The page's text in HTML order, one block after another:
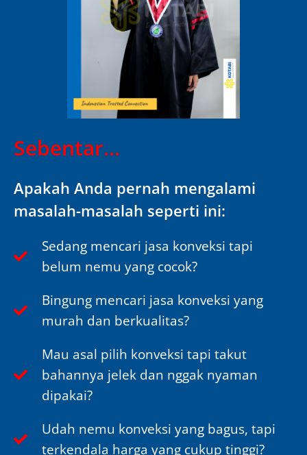
Sebentar...
Apakah Anda pernah mengalami
masalah-masalah seperti ini:
Sedang mencari jasa konveksi tapi
belum nemu yang cocok?
Bingung mencari jasa konveksi yang
murah dan berkualitas?
Mau asal pilih konveksi tapi takut
bahannya jelek dan nggak nyaman
dipakai?
Udah nemu konveksi yang bagus, tapi
terkendala harga yang cukup tinggi?